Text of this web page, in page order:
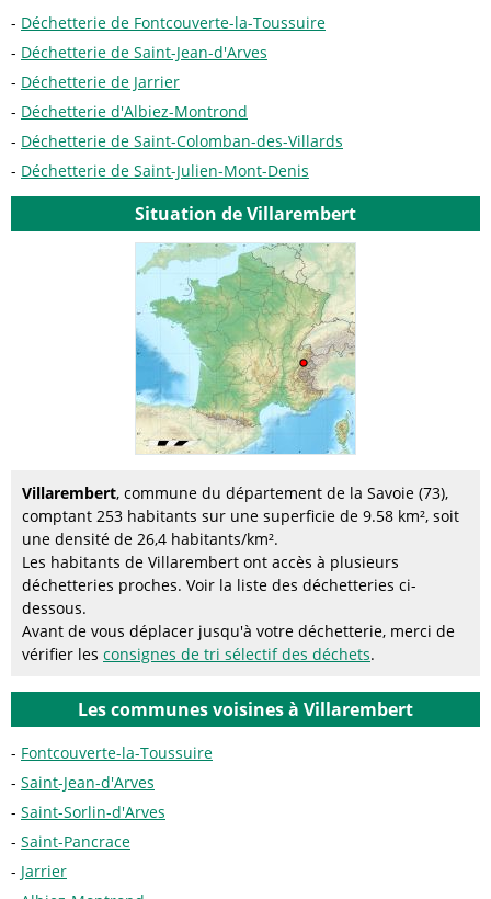
Déchetterie de Fontcouverte-la-Toussuire
Déchetterie de Saint-Jean-d'Arves
Déchetterie de Jarrier
Déchetterie d'Albiez-Montrond
Déchetterie de Saint-Colomban-des-Villards
Déchetterie de Saint-Julien-Mont-Denis
Situation de Villarembert
Villarembert, commune du département de la Savoie (73),
comptant 253 habitants sur une superficie de 9.58 km², soit
une densité de 26,4 habitants/km².
Les habitants de Villarembert ont accès à plusieurs
déchetteries proches. Voir la liste des déchetteries ci-
dessous.
Avant de vous déplacer jusqu'à votre déchetterie, merci de
vérifier les consignes de tri sélectif des déchets.
Les communes voisines à Villarembert
Fontcouverte-la-Toussuire
Saint-Jean-d'Arves
Saint-Sorlin-d'Arves
Saint-Pancrace
Jarrier